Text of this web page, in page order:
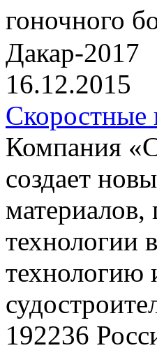
гоночного
Дакар-2017
16.12.2015
Скоростные
Компания
создает
технологии
технологию
192236